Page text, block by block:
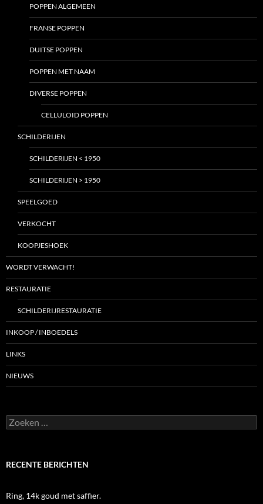
POPPEN ALGEMEEN
FRANSE POPPEN
DUITSE POPPEN
POPPEN MET NAAM
DIVERSE POPPEN
CELLULOID POPPEN
SCHILDERIJEN
SCHILDERIJEN < 1950
SCHILDERIJEN > 1950
SPEELGOED
VERKOCHT
KOOPJESHOEK
WORDT VERWACHT!
RESTAURATIE
SCHILDERIJRESTAURATIE
INKOOP / INBOEDELS
LINKS
NIEUWS
Zoeken
naar:
RECENTE BERICHTEN
Ring, 14k goud met saffier.